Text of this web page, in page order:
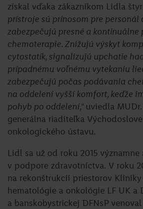
získal vďaka zákazníkom Lidla
prístroje sú prínosom pre personál
zabezpečujú presné a kontinuálne
chemoterapie. Znižujú výskyt
cytostatík, signalizujú upchatie
prípadnému voľnému vytekaniu
zabezpečujú počas podávania
na oddelení vyšší komfort, keďže
pohyb po oddelení,“uviedla
generálna riaditeľka
onkologického ústavu.
Lidl sa už od roku 2015 významne
v podpore zdravotníctva. V roku
na rekonštrukcii priestorov
hematológie a onkológie LF UK a
a banskobystrickej DFNsP